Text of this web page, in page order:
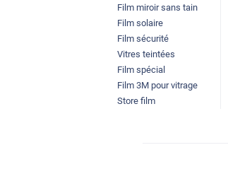
Film miroir sans tain
Film solaire
Film sécurité
Vitres teintées
Film spécial
Film 3M pour vitrage
Store film